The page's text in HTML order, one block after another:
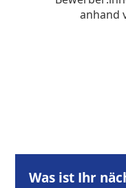
Was ist Ihr